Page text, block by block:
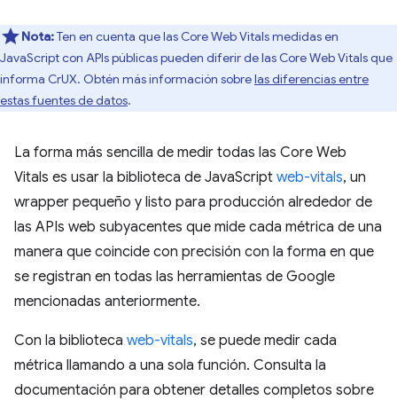
Nota:Ten en cuenta que las Core Web Vitals medidas en
JavaScript con APIs públicas pueden diferir de las Core Web Vitals que
informa CrUX. Obtén más información sobrelas diferencias entre
estas fuentes de datos.
La forma más sencilla de medir todas las Core Web
Vitals es usar la biblioteca de JavaScript web-vitals, un
wrapper pequeño y listo para producción alrededor de
las APIs web subyacentes que mide cada métrica de una
manera que coincide con precisión con la forma en que
se registran en todas las herramientas de Google
mencionadas anteriormente.
Con la biblioteca web-vitals, se puede medir cada
métrica llamando a una sola función. Consulta la
documentación para obtener detalles completos sobre